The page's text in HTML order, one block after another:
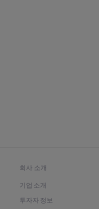
회사 소개
기업 소개
투자자 정보